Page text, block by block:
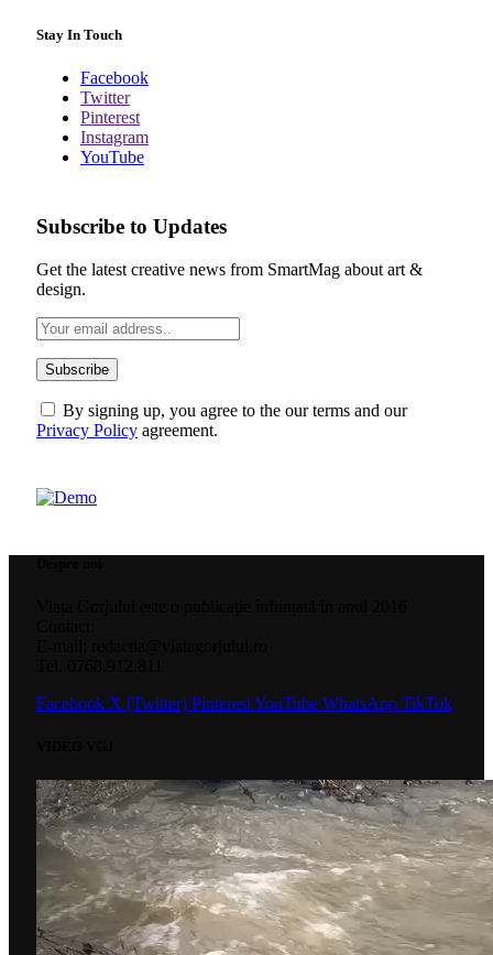
Stay In Touch
Facebook
Twitter
Pinterest
Instagram
YouTube
Subscribe to Updates
Get the latest creative news from SmartMag about art &
design.
By signing up, you agree to the our terms and our
Privacy Policy agreement.
Facebook X (Twitter) PinterestYouTube WhatsApp TikTok